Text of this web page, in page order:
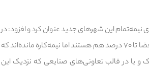
این شهرهای جدید عنوان کرد و افزود: در
شیرین شهر ۴ هزار واحد مسکن مهر نیمه‌تمام وجود دارد که از نظر پیشرفت فیزیکی بعضا تا ۷۰ درصد هم هستند اما نیمه‌کاره مانده‌اند که
و یا در قالب تعاونی‌های صنایعی که نزدیک این